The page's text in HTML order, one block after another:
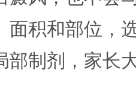
面积和部位，
部制剂，家长